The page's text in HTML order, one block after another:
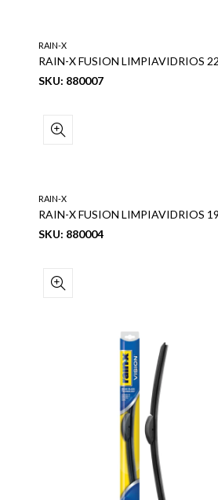
RAIN-X
RAIN-X FUSION LIMPIAVIDRIOS
SKU: 880007
RAIN-X
RAIN-X FUSION LIMPIAVIDRIOS
SKU: 880004